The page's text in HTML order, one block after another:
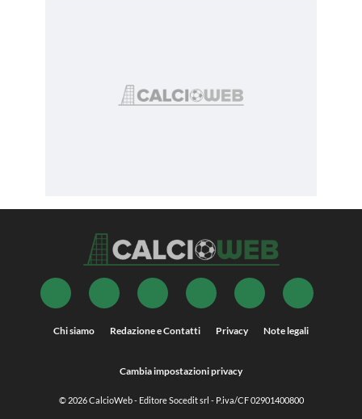
Chi siamo Redazione e Contatti Privacy Note legali
Cambia impostazioni privacy
© 2026CalcioWeb- Editore Socedit srl - P.iva/CF 02901400800